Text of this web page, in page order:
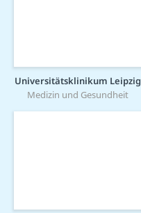
Universitätsklinikum Leipzig
Medizin und Gesundheit